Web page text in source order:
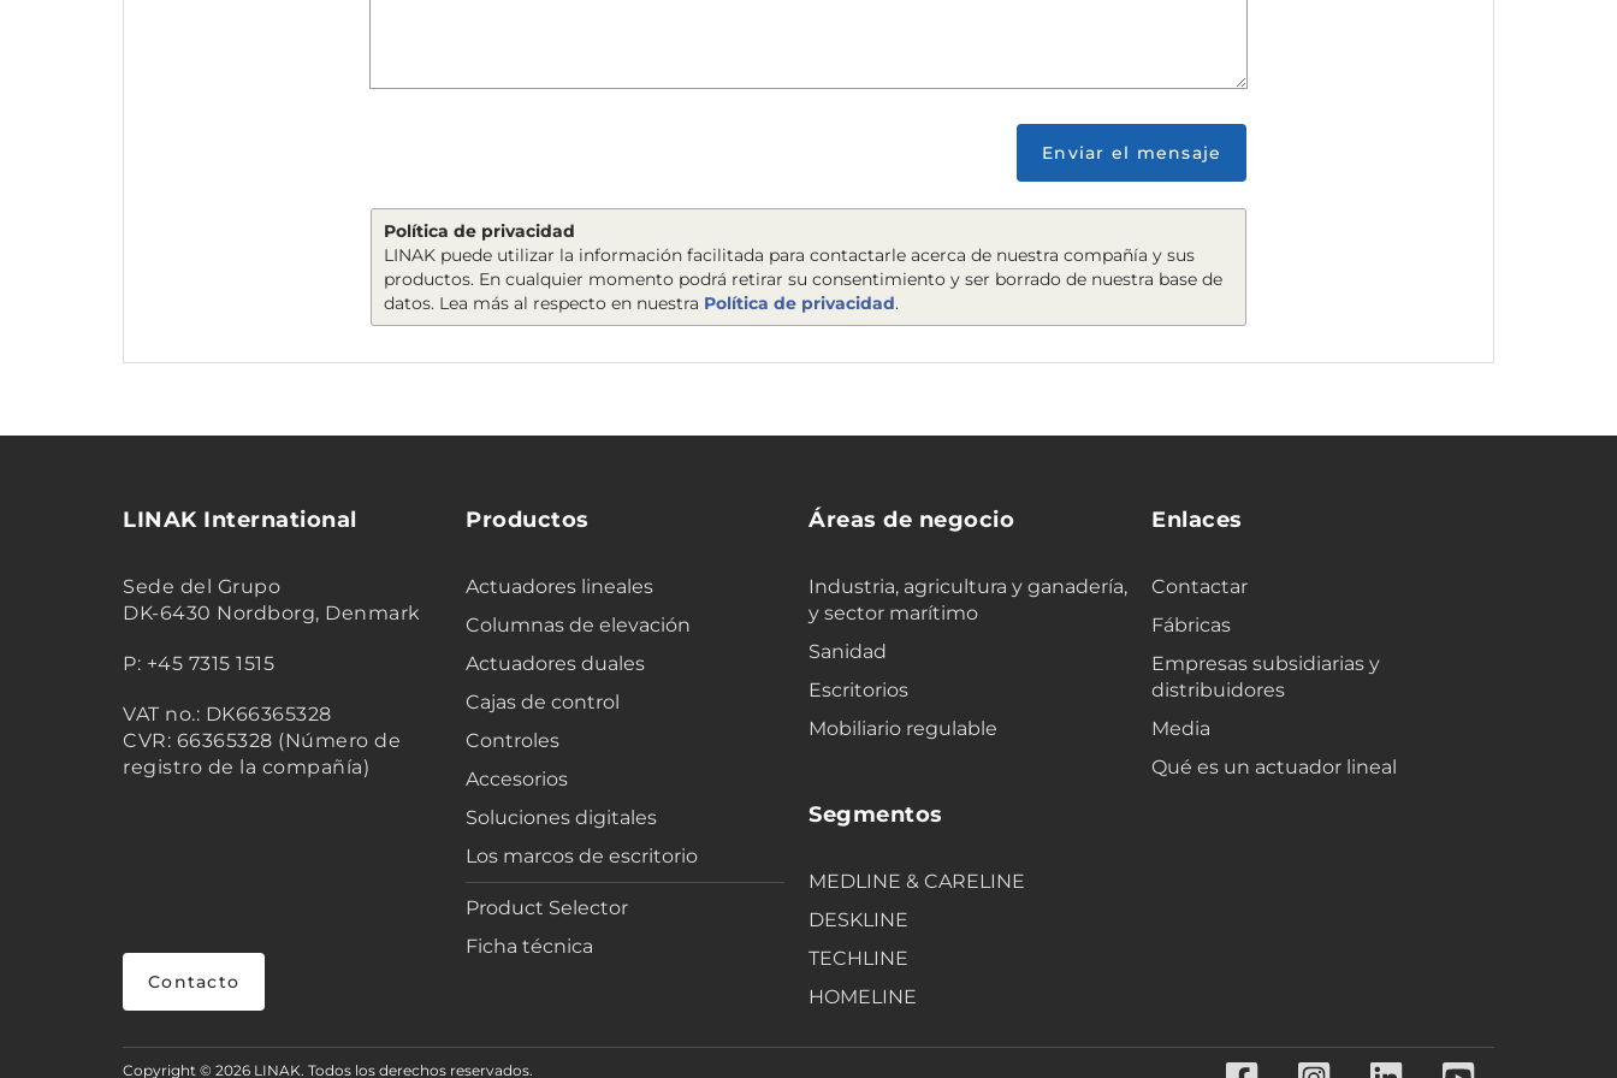
Enviar el mensaje
Política de privacidad
LINAK puede utilizar la información facilitada para contactarle acerca de nuestra compañía y sus
productos. En cualquier momento podrá retirar su consentimiento y ser borrado de nuestra base de
datos. Lea más al respecto en nuestra Política de privacidad.
LINAK International
Sede del Grupo
DK-6430 Nordborg, Denmark
P: +45 7315 1515
VAT no.: DK66365328
CVR: 66365328 (Número de
registro de la compañía)
Contacto
Productos
Actuadores lineales
Columnas de elevación
Actuadores duales
Cajas de control
Controles
Accesorios
Soluciones digitales
Los marcos de escritorio
Product Selector
Ficha técnica
Áreas de negocio
Industria, agricultura y ganadería,
y sector marítimo
Sanidad
Escritorios
Mobiliario regulable
Segmentos
MEDLINE & CARELINE
DESKLINE
TECHLINE
HOMELINE
Enlaces
Contactar
Fábricas
Empresas subsidiarias y
distribuidores
Media
Qué es un actuador lineal
Copyright © 2026 LINAK. Todos los derechos reservados.